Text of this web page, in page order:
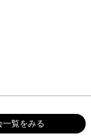
一覧をみる